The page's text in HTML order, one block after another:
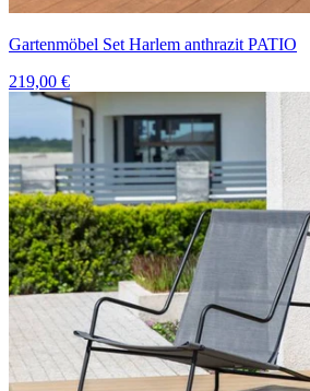
Gartenmöbel Set Harlem anthrazit PATIO
219,00 €